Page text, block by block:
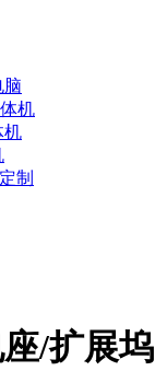
脑
机
机
制
/扩展坞